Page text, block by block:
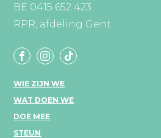
BE 0415 652 423
RPR, afdeling Gent
WIE ZIJN WE
WAT DOEN WE
DOE MEE
STEUN